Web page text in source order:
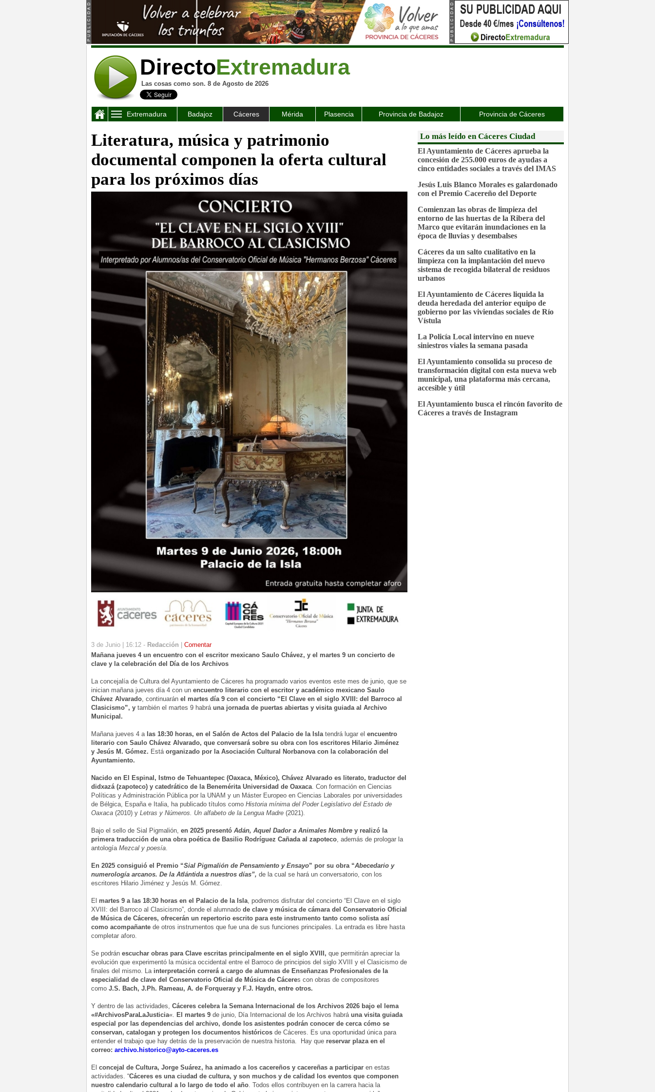
DirectoExtremadura
Las cosas como son. 8 de Agosto de 2026
Extremadura Badajoz Cáceres Mérida Plasencia Provincia de Badajoz Provincia de Cáceres
Literatura, música y patrimonio
documental componen la oferta cultural
para los próximos días
3 de Junio | 16:12 - Redacción
Comentar
Mañana jueves 4 un encuentro con el escritor mexicano Saulo Chávez, y el martes 9 un concierto de
clave y la celebración del Día de los Archivos
La concejalía de Cultura del Ayuntamiento de Cáceres ha programado varios eventos este mes de junio, que se
inician mañana jueves día 4 con un encuentro literario con el escritor y académico mexicano Saulo
Chávez Alvarado, continuarán el martes día 9 con el concierto “El Clave en el siglo XVIII: del Barroco al
Clasicismo”, y también el martes 9 habrá una jornada de puertas abiertas y visita guiada al Archivo
Municipal.
Mañana jueves 4 alas 18:30 horas, en el Salón de Actos del Palacio de la Isla tendrá lugar el encuentro
literario con Saulo Chávez Alvarado, que conversará sobre su obra con los escritores Hilario Jiménez
y Jesús M. Gómez. Está organizado por la Asociación Cultural Norbanova con la colaboración del
Ayuntamiento.
Nacido en El Espinal, Istmo de Tehuantepec (Oaxaca, México), Chávez Alvarado es literato, traductor del
didxazá (zapoteco) y catedrático de la Benemérita Universidad de Oaxaca. Con formación en Ciencias
Políticas y Administración Pública por la UNAM y un Máster Europeo en Ciencias Laborales por universidades
de Bélgica, España e Italia, ha publicado títulos como Historia mínima del Poder Legislativo del Estado de
Oaxaca (2010) y Letras y Números. Un alfabeto de la Lengua Madre (2021).
Bajo el sello de Sial Pigmalión, en 2025 presentó Adán, Aquel Dador a Animales Nombre y realizó la
primera traducción de una obra poética de Basilio Rodríguez Cañada al zapoteco, además de prologar la
antología Mezcal y poesía.
En 2025 consiguió el Premio “Sial Pigmalión de Pensamiento y Ensayo” por su obra“Abecedario y
numerología arcanos. De la Atlántida a nuestros días”, de la cual se hará un conversatorio, con los
escritores Hilario Jiménez y Jesús M. Gómez.
El martes 9 a las 18:30 horas en el Palacio de la Isla, podremos disfrutar del concierto “El Clave en el siglo
XVIII: del Barroco al Clasicismo”, donde el alumnado de clave y música de cámara del Conservatorio Oficial
de Música de Cáceres, ofrecerán un repertorio escrito para este instrumento tanto como solista así
como acompañante de otros instrumentos que fue una de sus funciones principales. La entrada es libre hasta
completar aforo.
Se podrán escuchar obras para Clave escritas principalmente en el siglo XVIII, que permitirán apreciar la
evolución que experimentó la música occidental entre el Barroco de principios del siglo XVIII y el Clasicismo de
finales del mismo. La interpretación correrá a cargo de alumnas de Enseñanzas Profesionales de la
especialidad de clave del Conservatorio Oficial de Música de Cáceres con obras de compositores
como J.S. Bach, J.Ph. Rameau, A. de Forqueray y F.J. Haydn, entre otros.
Y dentro de las actividades, Cáceres celebra la Semana Internacional de los Archivos 2026 bajo el lema
«#ArchivosParaLaJusticia«. El martes 9 de junio, Día Internacional de los Archivos habrá una visita guiada
especial por las dependencias del archivo, donde los asistentes podrán conocer de cerca cómo se
conservan, catalogan y protegen los documentos históricos de Cáceres. Es una oportunidad única para
entender el trabajo que hay detrás de la preservación de nuestra historia. Hay que reservar plaza en el
correo: archivo.historico@ayto-caceres.es
El concejal de Cultura, Jorge Suárez, ha animado a los cacereños y cacereñas a participar en estas
actividades. “Cáceres es una ciudad de cultura, y son muchos y de calidad los eventos que componen
nuestro calendario cultural a lo largo de todo el año. Todos ellos contribuyen en la carrera hacia la
Lo más leído en Cáceres Ciudad
El Ayuntamiento de Cáceres aprueba la
concesión de 255.000 euros de ayudas a
cinco entidades sociales a través del IMAS
Jesús Luis Blanco Morales es galardonado
con el Premio Cacereño del Deporte
Comienzan las obras de limpieza del
entorno de las huertas de la Ribera del
Marco que evitarán inundaciones en la
época de lluvias y desembalses
Cáceres da un salto cualitativo en la
limpieza con la implantación del nuevo
sistema de recogida bilateral de residuos
urbanos
El Ayuntamiento de Cáceres liquida la
deuda heredada del anterior equipo de
gobierno por las viviendas sociales de Río
Vístula
La Policía Local intervino en nueve
siniestros viales la semana pasada
El Ayuntamiento consolida su proceso de
transformación digital con esta nueva web
municipal, una plataforma más cercana,
accesible y útil
El Ayuntamiento busca el rincón favorito de
Cáceres a través de Instagram